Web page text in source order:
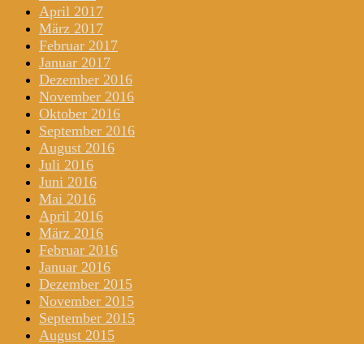
April 2017
März 2017
Februar 2017
Januar 2017
Dezember 2016
November 2016
Oktober 2016
September 2016
August 2016
Juli 2016
Juni 2016
Mai 2016
April 2016
März 2016
Februar 2016
Januar 2016
Dezember 2015
November 2015
September 2015
August 2015